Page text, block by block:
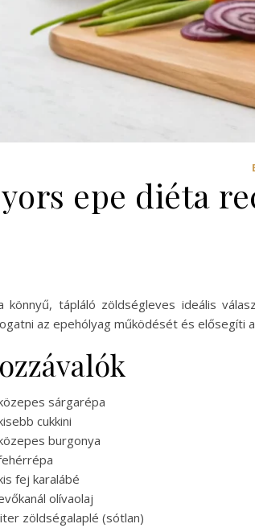
epe diéta
könnyű, tápláló zöldségleves ideális
az epehólyag működését és elősegíti
sárgarépa
cukkini
burgonya
fej karalábé
olívaolaj
zöldségalaplé (sótlan)